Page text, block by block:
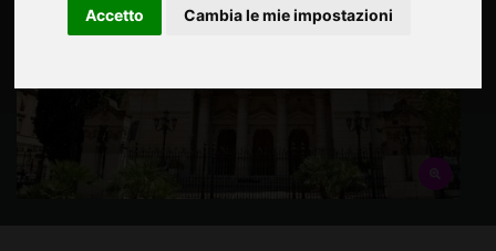
Accetto Cambia le mie impostazioni